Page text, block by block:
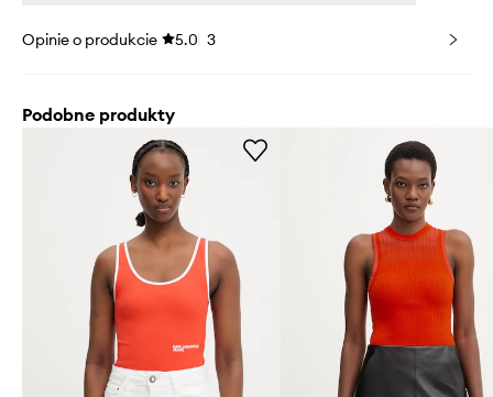
Opinie o produkcie 5.0 3
Podobne produkty